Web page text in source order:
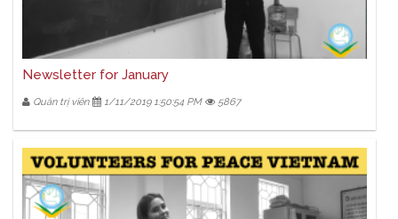
Newsletter for January
Quản trị viên 1/11/2019 1:50:54 PM 5867